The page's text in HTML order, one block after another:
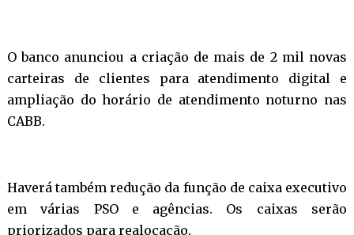
O banco anunciou a criação de mais de 2 mil novas
carteiras de clientes para atendimento digital e
ampliação do horário de atendimento noturno nas
CABB.
Haverá também redução da função de caixa executivo
em várias PSO e agências. Os caixas serão
priorizados para realocação.